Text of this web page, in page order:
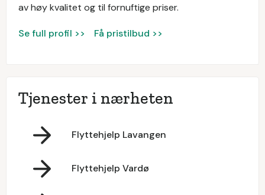
av høy kvalitet og til fornuftige priser.
Se full profil >> Få pristilbud >>
Tjenester i nærheten
Flyttehjelp Lavangen
Flyttehjelp Vardø